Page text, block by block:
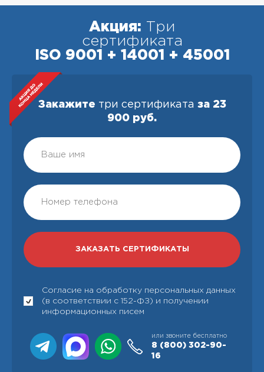
Акция: Три
сертификата
ISO 9001 + 14001 + 45001
Закажите три сертификата за 23
900 руб.
Согласие на обработку персональных данных
(в соответствии с 152-ФЗ) и получении
информационных писем
или звоните бесплатно
8 (800) 302-90-
16